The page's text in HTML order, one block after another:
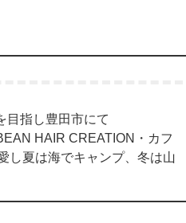
り」を目指し豊田市にて
HAIR CREATION・カフ
夏は海でキャンプ、冬は山